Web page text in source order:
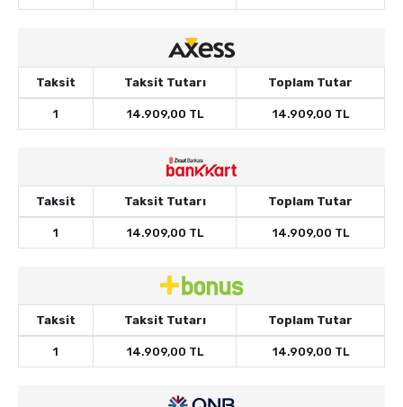
Taksit Taksit Tutarı Toplam Tutar
1 14.909,00 TL 14.909,00 TL
Taksit Taksit Tutarı Toplam Tutar
1 14.909,00 TL 14.909,00 TL
Taksit Taksit Tutarı Toplam Tutar
1 14.909,00 TL 14.909,00 TL